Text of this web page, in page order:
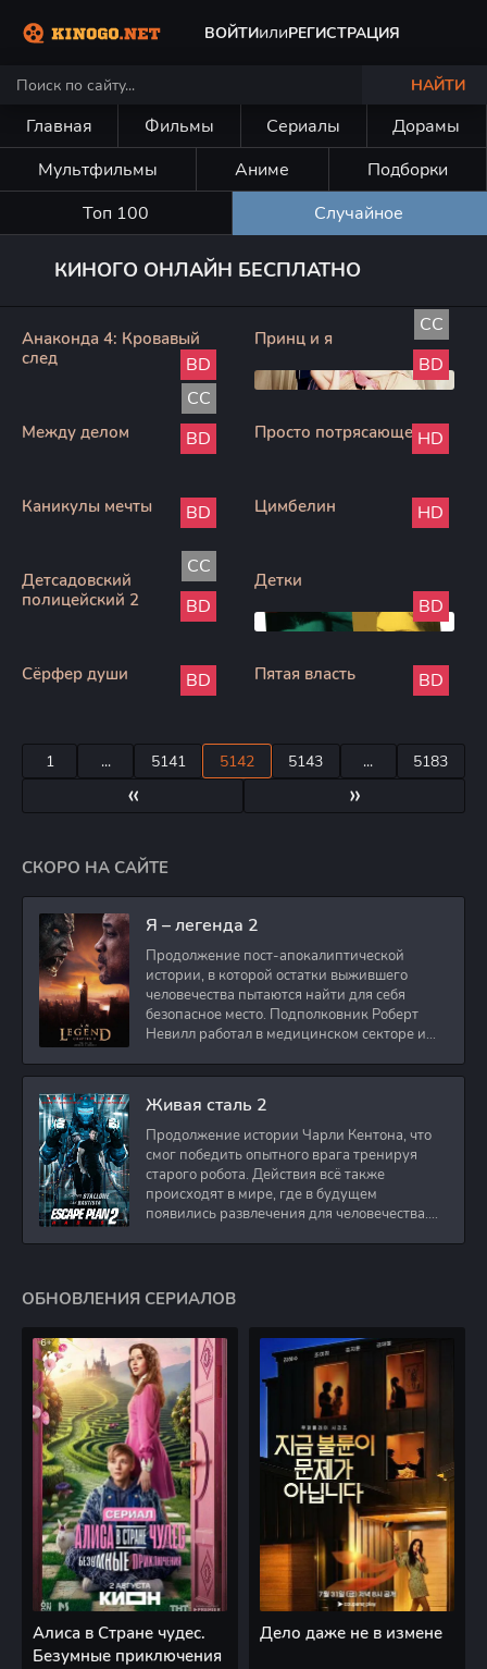
ВОЙТИилиРЕГИСТРАЦИЯ
НАЙТИ
Главная Фильмы Сериалы
Дорамы
Мультфильмы
Аниме
Подборки
Топ 100
Случайное
КИНОГО ОНЛАЙН БЕСПЛАТНО
Анаконда 4: Кровавый
след
BD
Принц и я
CC
BD
Между делом
CC
BD
Просто потрясающе HD
Каникулы мечты BD Цимбелин HD
Детсадовский
полицейский 2
CC
BD
Детки
BD
Сёрфер души BD Пятая власть BD
«
1 ... 5141 5142 5143 ... 5183
»
СКОРО НА САЙТЕ
Я – легенда 2
Продолжение пост-апокалиптической
истории, в которой остатки выжившего
человечества пытаются найти для себя
безопасное место. Подполковник Роберт
Невилл работал в медицинском секторе и
Живая сталь 2
Продолжение истории Чарли Кентона, что
смог победить опытного врага тренируя
старого робота. Действия всё также
происходят в мире, где в будущем
появились развлечения для человечества.
ОБНОВЛЕНИЯ СЕРИАЛОВ
Алиса в Стране чудес.
Безумные приключения
Дело даже не в измене